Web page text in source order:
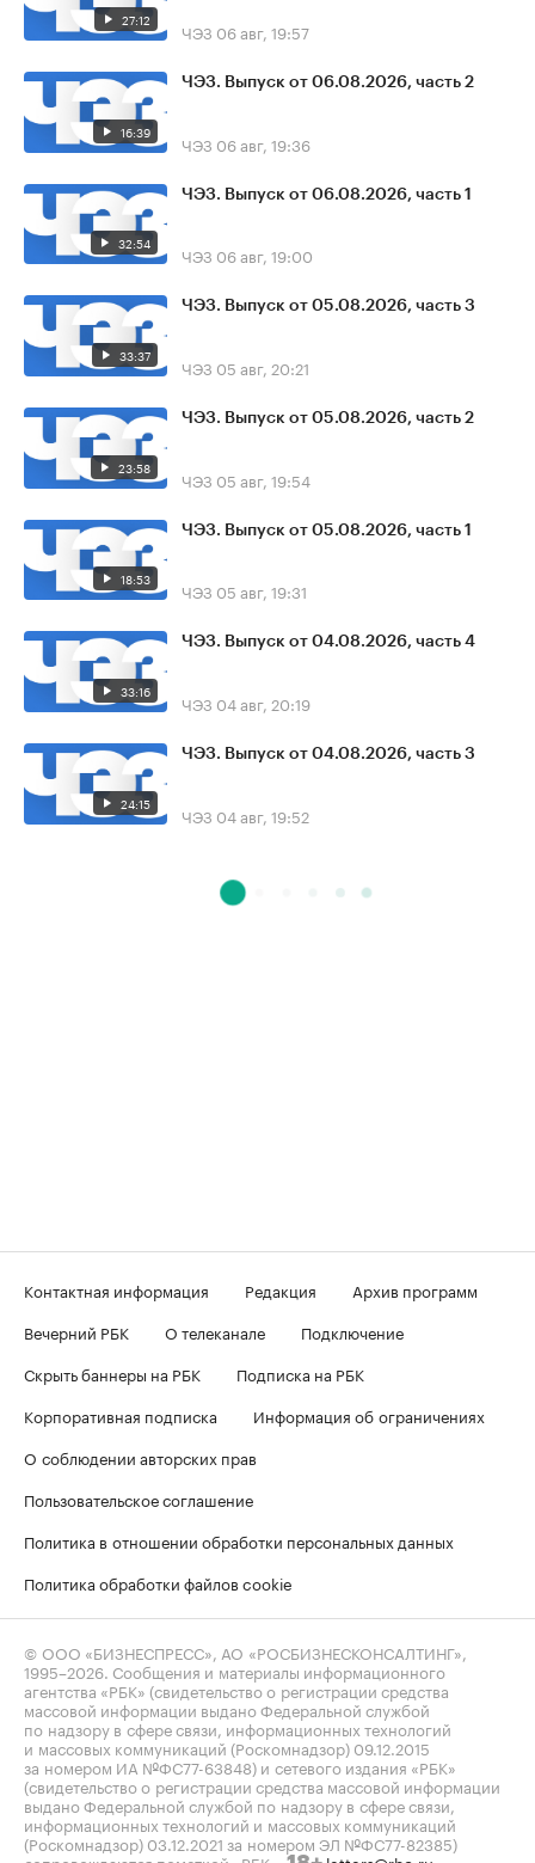
27:12 ЧЭЗ 06 авг, 19:57
16:39
ЧЭЗ. Выпуск от 06.08.2026, часть 2
ЧЭЗ 06 авг, 19:36
32:54
ЧЭЗ. Выпуск от 06.08.2026, часть 1
ЧЭЗ 06 авг, 19:00
33:37
ЧЭЗ. Выпуск от 05.08.2026, часть 3
ЧЭЗ 05 авг, 20:21
23:58
ЧЭЗ. Выпуск от 05.08.2026, часть 2
ЧЭЗ 05 авг, 19:54
18:53
ЧЭЗ. Выпуск от 05.08.2026, часть 1
ЧЭЗ 05 авг, 19:31
33:16
ЧЭЗ. Выпуск от 04.08.2026, часть 4
ЧЭЗ 04 авг, 20:19
24:15
ЧЭЗ. Выпуск от 04.08.2026, часть 3
ЧЭЗ 04 авг, 19:52
Контактная информация Редакция
Архив программ
Вечерний РБК
О телеканале
Подключение
Скрыть баннеры на РБК
Подписка на РБК
Корпоративная подписка
Информация об ограничениях
О соблюдении авторских прав
Пользовательское соглашение
Политика в отношении обработки персональных данных
Политика обработки файлов cookie
© ООО «БИЗНЕСПРЕСС», АО «РОСБИЗНЕСКОНСАЛТИНГ»,
1995–2026 . Сообщения и материалы информационного
агентства «РБК» (свидетельство о регистрации средства
массовой информации выдано Федеральной службой
по надзору в сфере связи, информационных технологий
и массовых коммуникаций (Роскомнадзор) 09.12.2015
за номером ИА №ФС77-63848) и сетевого издания «РБК»
(свидетельство о регистрации средства массовой информации
выдано Федеральной службой по надзору в сфере связи,
информационных технологий и массовых коммуникаций
(Роскомнадзор) 03.12.2021 за номером ЭЛ №ФС77-82385)